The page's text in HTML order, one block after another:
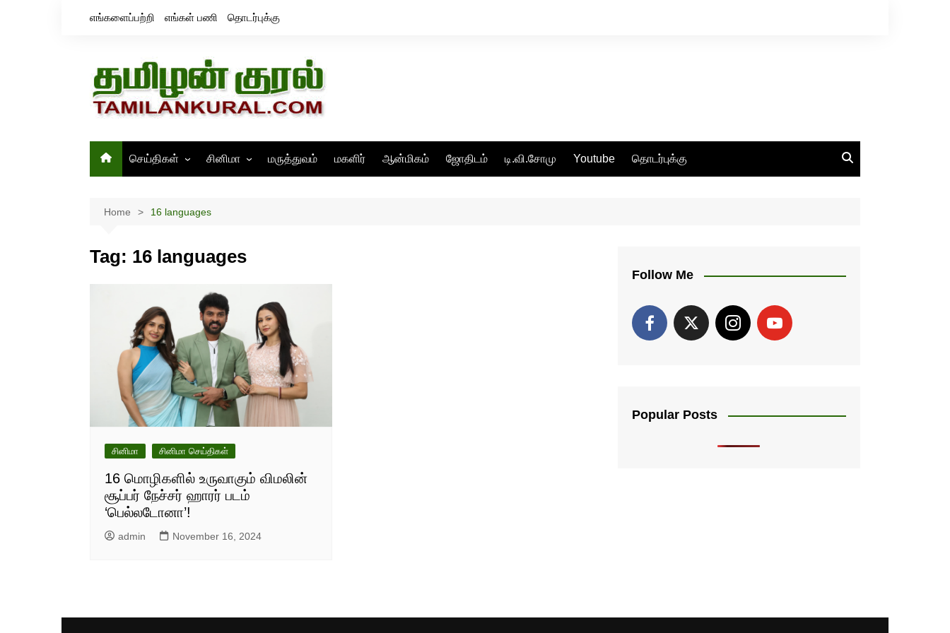
எங்களைப்பற்றி எங்கள் பணி தொடர்புக்கு
செய்திகள்
இந்தியா
சினிமா
திரைவிமர்சனம்
மருத்துவம் மகளிர் ஆன்மிகம் ஜோதிடம் டி.வி.சோமு Youtube தொடர்புக்கு
Home 16 languages
Tag: 16 languages
சினிமா சினிமா செய்திகள்
16 மொழிகளில் உருவாகும் விமலின்
சூப்பர் நேச்சர் ஹாரர் படம்
‘பெல்லடோனா’!
admin November 16, 2024
Follow Me
Popular Posts